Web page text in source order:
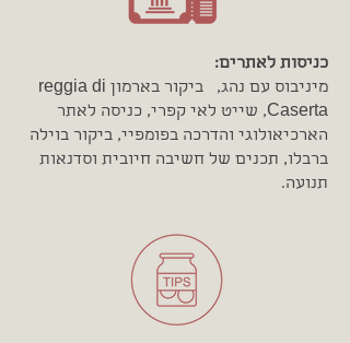
כניסות לאתרים:
מיניבוס עם נהג, ביקור בארמון reggia di
Caserta, שייט לאי קפרי, כניסה לאתר
הארכיאולוגי והדרכה בפומפיי, ביקור בוילה
ברבלו, תכנים של חשיבה חיובית וסדנאות
תנועה.